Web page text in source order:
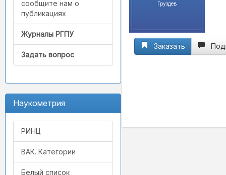
сообщите нам о
публикациях
Журналы РГПУ
Задать вопрос
Наукометрия
РИНЦ
ВАК. Категории
Белый список
Груздев
Заказать